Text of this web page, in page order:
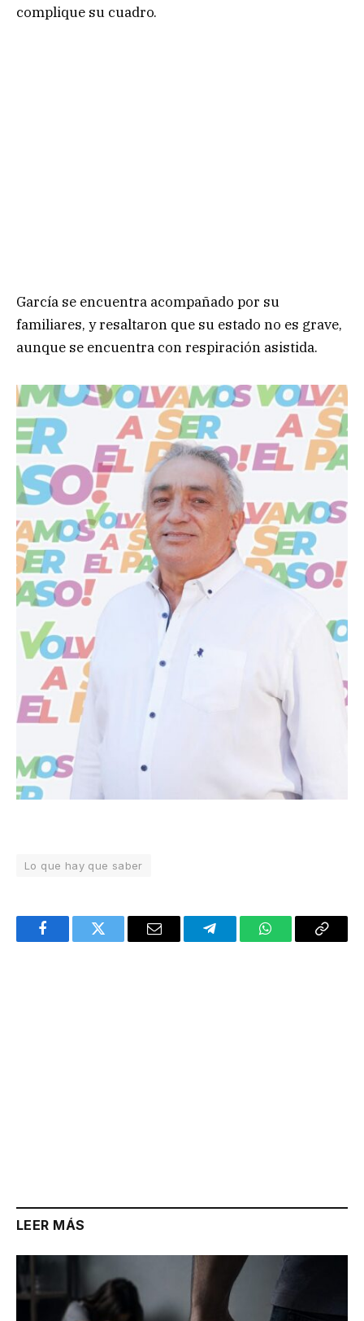
complique su cuadro.
García se encuentra acompañado por su
familiares, y resaltaron que su estado no es grave,
aunque se encuentra con respiración asistida.
Lo que hay que saber
FacebookTwitter Email TelegramWhatsAppCopy
LEER MÁS